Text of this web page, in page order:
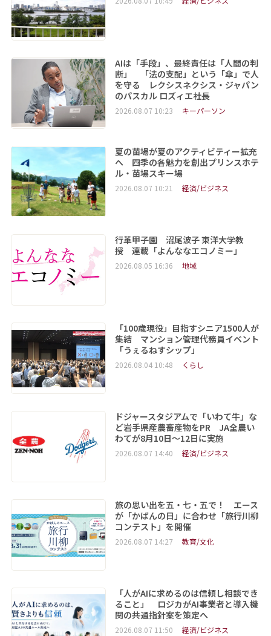
AIは「手段」、最終責任は「人間の判
断」 「法の支配」という「傘」で人
を守る レクシスネクシス・ジャパン
のパスカル ロズィエ社長
2026.08.07 10:23 キーパーソン
夏の苗場が夏のアクティビティー拡充
へ 四季の各魅力を創出プリンスホテ
ル・苗場スキー場
2026.08.07 10:21 経済/ビジネス
行革甲子園 沼尾波子 東洋大学教
授 連載「よんななエコノミー」
2026.08.05 16:36 地域
「100歳現役」目指すシニア1500人が
集結 マンション管理代務員イベント
「うぇるねすシップ」
2026.08.04 10:48 くらし
ドジャースタジアムで「いわて牛」な
ど岩手県産農畜産物をPR JA全農い
わてが8月10日～12日に実施
2026.08.07 14:40 経済/ビジネス
旅の思い出を五・七・五で！ エース
が「かばんの日」に合わせ「旅行川柳
コンテスト」を開催
2026.08.07 14:27 教育/文化
「人がAIに求めるのは信頼し相談でき
ること」 ロジカがAI事業者と導入機
関の共通指針案を策定へ
2026.08.07 11:50 経済/ビジネス